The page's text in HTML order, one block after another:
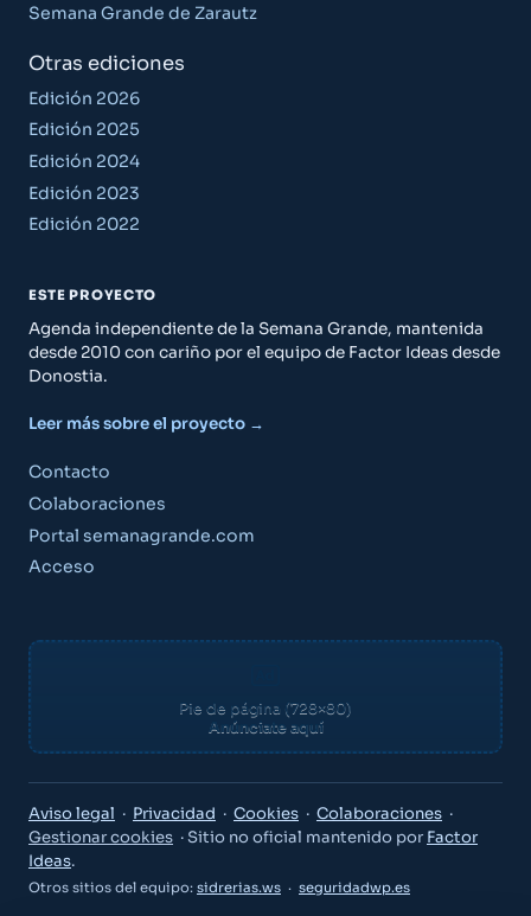
Semana Grande de Zarautz
Otras ediciones
Edición 2026
Edición 2025
Edición 2024
Edición 2023
Edición 2022
ESTE PROYECTO
Agenda independiente de la Semana Grande, mantenida
desde 2010 con cariño por el equipo de Factor Ideas desde
Donostia.
Leer más sobre el proyecto →
Contacto
Colaboraciones
Portal semanagrande.com
Acceso
Pie de página (728×80)
Anúnciate aquí
Aviso legal · Privacidad · Cookies · Colaboraciones ·
Gestionar cookies · Sitio no oficial mantenido por Factor
Ideas.
Otros sitios del equipo: sidrerias.ws · seguridadwp.es